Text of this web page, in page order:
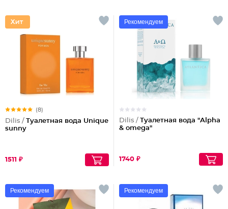
(8)
Dilis / Туалетная вода Unique
sunny
1511 ₽
Рекомендуем
Dilis / Туалетная вода "Alpha
& omega"
1740 ₽
Рекомендуем Рекомендуем